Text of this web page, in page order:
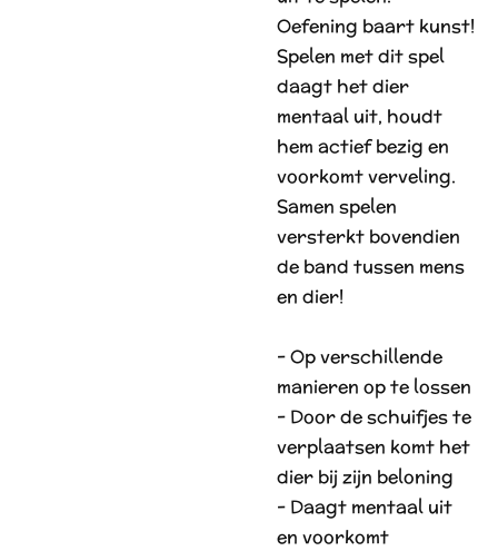
Oefening baart kunst!
Spelen met dit spel
daagt het dier
mentaal uit, houdt
hem actief bezig en
voorkomt verveling.
Samen spelen
versterkt bovendien
de band tussen mens
en dier!
- Op verschillende
manieren op te lossen
- Door de schuifjes te
verplaatsen komt het
dier bij zijn beloning
- Daagt mentaal uit
en voorkomt